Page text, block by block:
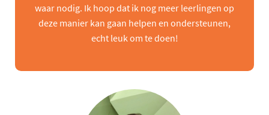
waar nodig. Ik hoop dat ik nog meer leerlingen op
deze manier kan gaan helpen en ondersteunen,
echt leuk om te doen!